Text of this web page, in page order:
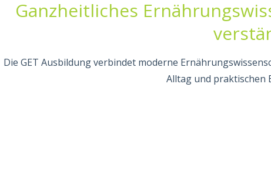
Ganzheitliches
Die GET Ausbildung verbindet moderne
Alltag und praktischen